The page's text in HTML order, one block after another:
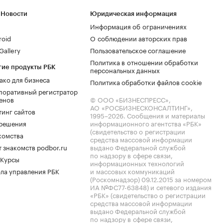
продукты РБК
для бизнеса
регистратор
сайтов
знакомств podbor.ru
управления РБК
Юридическая информация
Информация об ограничениях
О соблюдении авторских прав
Пользовательское соглашение
Политика в отношении обработки
персональных данных
Политика обработки файлов cookie
© ООО «БИЗНЕСПРЕСС»,
АО «РОСБИЗНЕСКОНСАЛТИНГ»,
1995–2026. Сообщения и материалы
информационного агентства «РБК»
(свидетельство о регистрации
средства массовой информации
выдано Федеральной службой
по надзору в сфере связи,
информационных технологий
и массовых коммуникаций
(Роскомнадзор) 09.12.2015 за номером
ИА №ФС77-63848) и сетевого издания
«РБК» (свидетельство о регистрации
средства массовой информации
выдано Федеральной службой
по надзору в сфере связи,